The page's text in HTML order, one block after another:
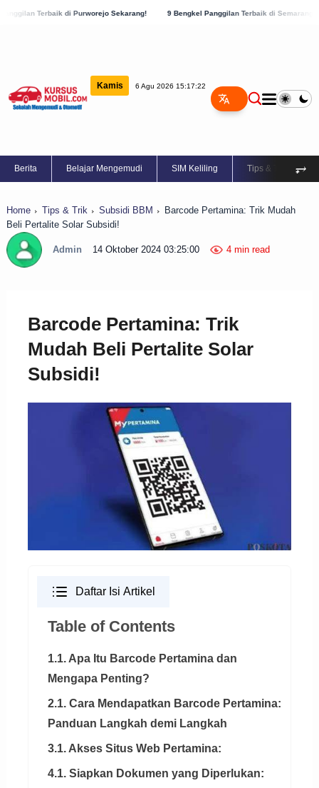
Purworejo Sekarang! 9 Bengkel Panggilan Terbaik di Semarang yang Harus
Kamis 6 Agu 2026 15:17:23
Berita Belajar Mengemudi SIM Keliling Tips & Trik ⥅
Home Tips & Trik Subsidi BBM
Barcode Pertamina: Trik Mudah
Beli Pertalite Solar Subsidi!
Admin 14 Oktober 2024 03:25:00 4 min read
Barcode Pertamina: Trik
Mudah Beli Pertalite Solar
Subsidi!
Daftar Isi Artikel
Table of Contents
1.1. Apa Itu Barcode Pertamina dan
Mengapa Penting?
2.1. Cara Mendapatkan Barcode Pertamina:
Panduan Langkah demi Langkah
3.1. Akses Situs Web Pertamina:
4.1. Siapkan Dokumen yang Diperlukan: